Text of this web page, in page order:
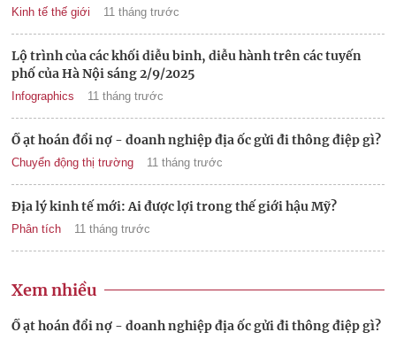
Kinh tế thế giới 11 tháng trước
Lộ trình của các khối diễu binh, diễu hành trên các tuyến
phố của Hà Nội sáng 2/9/2025
Infographics 11 tháng trước
Ồ ạt hoán đổi nợ - doanh nghiệp địa ốc gửi đi thông điệp gì?
Chuyển động thị trường 11 tháng trước
Địa lý kinh tế mới: Ai được lợi trong thế giới hậu Mỹ?
Phân tích 11 tháng trước
Xem nhiều
Ồ ạt hoán đổi nợ - doanh nghiệp địa ốc gửi đi thông điệp gì?